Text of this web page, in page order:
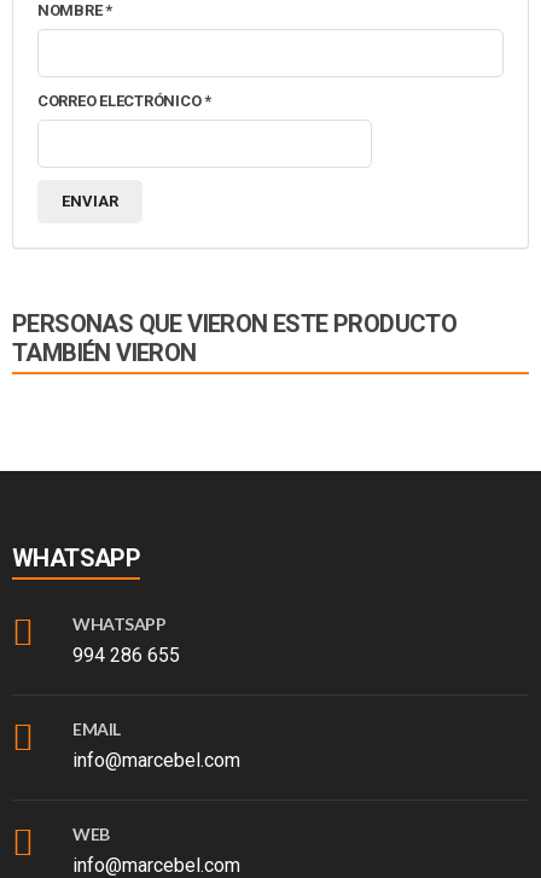
NOMBRE*
CORREO ELECTRÓNICO*
PERSONAS QUE VIERON ESTE PRODUCTO
TAMBIÉN VIERON
WHATSAPP
WHATSAPP
994 286 655
EMAIL
info@marcebel.com
WEB
info@marcebel.com